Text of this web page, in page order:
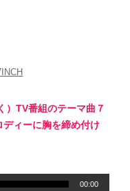
）TV番組のテーマ曲７
ィーに胸を締め付け
00:00